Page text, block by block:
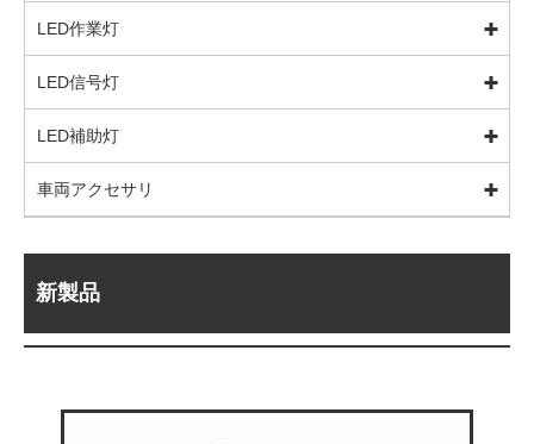
LED作業灯
LED信号灯
LED補助灯
車両アクセサリ
新製品